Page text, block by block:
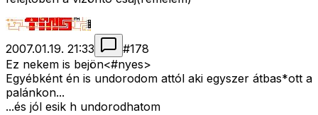
2007.01.19. 21:33 #178
Ez nekem is bejön<#nyes>
Egyébként én is undorodom attól aki egyszer átbas*ott a
palánkon...
...és jól esik h undorodhatom